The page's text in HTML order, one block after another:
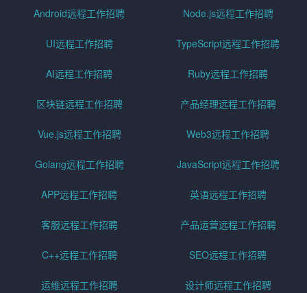
Android远程工作招聘 Node.js远程工作招聘
UI远程工作招聘 TypeScript远程工作招聘
AI远程工作招聘 Ruby远程工作招聘
区块链远程工作招聘 产品经理远程工作招聘
Vue.js远程工作招聘 Web3远程工作招聘
Golang远程工作招聘 JavaScript远程工作招聘
APP远程工作招聘 英语远程工作招聘
客服远程工作招聘 产品运营远程工作招聘
C++远程工作招聘 SEO远程工作招聘
运维远程工作招聘 设计师远程工作招聘